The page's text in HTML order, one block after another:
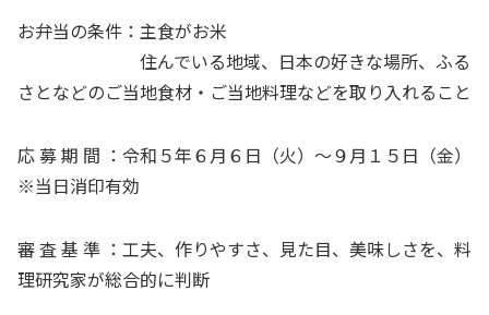
お弁当の条件：主食がお米
住んでいる地域、日本の好きな場所、ふる
さとなどのご当地食材・ご当地料理などを取り入れること
応 募 期 間 ：令和５年６月６日（火）～９月１５日（金）
※当日消印有効
審 査 基 準 ：工夫、作りやすさ、見た目、美味しさを、料
理研究家が総合的に判断